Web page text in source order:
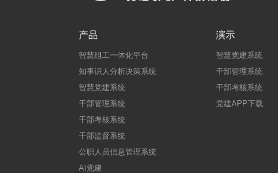
产品
智慧组工一体化平台
知事识人分析决策系统
智慧党建系统
干部管理系统
干部考核系统
干部监督系统
公职人员信息管理系统
AI党建
演示
智慧党建系统
干部管理系统
干部考核系统
党建APP下载